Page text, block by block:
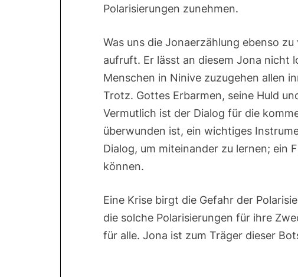
Polarisierungen zunehmen.
Was uns die Jonaerzählung ebenso
aufruft. Er lässt an diesem Jona nicht
Menschen in Ninive zuzugehen allen
Trotz. Gottes Erbarmen, seine Huld
Vermutlich ist der Dialog für die
überwunden ist, ein wichtiges
Dialog, um miteinander zu lernen; ein
können.
Eine Krise birgt die Gefahr der
die solche Polarisierungen für ihre
für alle. Jona ist zum Träger dieser